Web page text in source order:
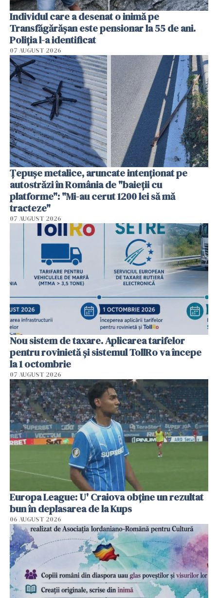
Individul care a desenat o inimă pe
Transfăgărășan este pensionar la 55 de ani.
Poliția l-a identificat
07 AUGUST 2026
Țepușe metalice, aruncate intenționat pe
autostrăzi în România de "baieții cu
platforme": "Mi-au cerut 1200 lei să mă
tracteze"
07 AUGUST 2026
Nou sistem de taxare. Aplicarea tarifelor
pentru rovinietă şi sistemul TollRo va începe
la 1 octombrie
07 AUGUST 2026
Europa League: U' Craiova obține un rezultat
bun în deplasarea de la Kups
06 AUGUST 2026